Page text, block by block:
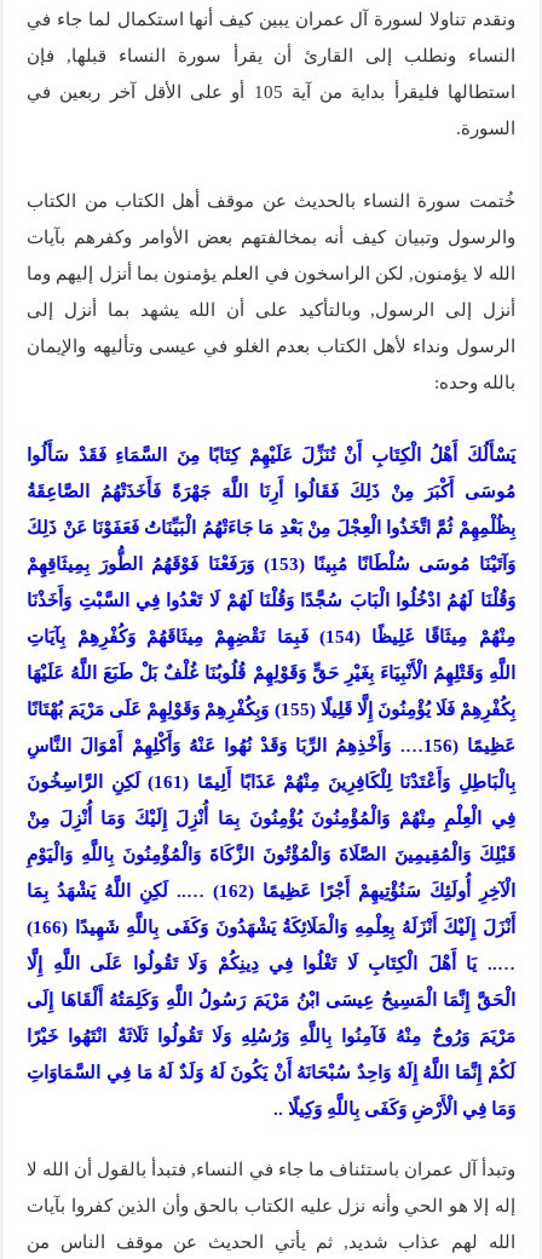
ونقدم تناولا لسورة آل عمران يبين كيف أنها استكمال لما جاء في
النساء ونطلب إلى القارئ أن يقرأ سورة النساء قبلها, فإن
استطالها فليقرأ بداية من آية 105 أو على الأقل آخر ربعين في
السورة.
خُتمت سورة النساء بالحديث عن موقف أهل الكتاب من الكتاب
والرسول وتبيان كيف أنه بمخالفتهم بعض الأوامر وكفرهم بآيات
الله لا يؤمنون, لكن الراسخون في العلم يؤمنون بما أنزل إليهم وما
أنزل إلى الرسول, وبالتأكيد على أن الله يشهد بما أنزل إلى
الرسول ونداء لأهل الكتاب بعدم الغلو في عيسى وتأليهه والإيمان
بالله وحده:
يَسْأَلُكَ أَهْلُ الْكِتَابِ أَنْ تُنَزِّلَ عَلَيْهِمْ كِتَابًا مِنَ السَّمَاءِ فَقَدْ سَأَلُوا
مُوسَى أَكْبَرَ مِنْ ذَلِكَ فَقَالُوا أَرِنَا اللَّهَ جَهْرَةً فَأَخَذَتْهُمُ الصَّاعِقَةُ
بِظُلْمِهِمْ ثُمَّ اتَّخَذُوا الْعِجْلَ مِنْ بَعْدِ مَا جَاءَتْهُمُ الْبَيِّنَاتُ فَعَفَوْنَا عَنْ ذَلِكَ
وَآتَيْنَا مُوسَى سُلْطَانًا مُبِينًا (153) وَرَفَعْنَا فَوْقَهُمُ الطُّورَ بِمِيثَاقِهِمْ
وَقُلْنَا لَهُمُ ادْخُلُوا الْبَابَ سُجَّدًا وَقُلْنَا لَهُمْ لَا تَعْدُوا فِي السَّبْتِ وَأَخَذْنَا
مِنْهُمْ مِيثَاقًا غَلِيظًا (154) فَبِمَا نَقْضِهِمْ مِيثَاقَهُمْ وَكُفْرِهِمْ بِآيَاتِ
اللَّهِ وَقَتْلِهِمُ الْأَنْبِيَاءَ بِغَيْرِ حَقٍّ وَقَوْلِهِمْ قُلُوبُنَا غُلْفٌ بَلْ طَبَعَ اللَّهُ عَلَيْهَا
بِكُفْرِهِمْ فَلَا يُؤْمِنُونَ إِلَّا قَلِيلًا (155) وَبِكُفْرِهِمْ وَقَوْلِهِمْ عَلَى مَرْيَمَ بُهْتَانًا
عَظِيمًا (156…. وَأَخْذِهِمُ الرِّبَا وَقَدْ نُهُوا عَنْهُ وَأَكْلِهِمْ أَمْوَالَ النَّاسِ
بِالْبَاطِلِ وَأَعْتَدْنَا لِلْكَافِرِينَ مِنْهُمْ عَذَابًا أَلِيمًا (161) لَكِنِ الرَّاسِخُونَ
فِي الْعِلْمِ مِنْهُمْ وَالْمُؤْمِنُونَ يُؤْمِنُونَ بِمَا أُنْزِلَ إِلَيْكَ وَمَا أُنْزِلَ مِنْ
قَبْلِكَ وَالْمُقِيمِينَ الصَّلَاةَ وَالْمُؤْتُونَ الزَّكَاةَ وَالْمُؤْمِنُونَ بِاللَّهِ وَالْيَوْمِ
الْآخِرِ أُولَئِكَ سَنُؤْتِيهِمْ أَجْرًا عَظِيمًا (162) ….. لَكِنِ اللَّهُ يَشْهَدُ بِمَا
أَنْزَلَ إِلَيْكَ أَنْزَلَهُ بِعِلْمِهِ وَالْمَلَائِكَةُ يَشْهَدُونَ وَكَفَى بِاللَّهِ شَهِيدًا (166)
….. يَا أَهْلَ الْكِتَابِ لَا تَغْلُوا فِي دِينِكُمْ وَلَا تَقُولُوا عَلَى اللَّهِ إِلَّا
الْحَقَّ إِنَّمَا الْمَسِيحُ عِيسَى ابْنُ مَرْيَمَ رَسُولُ اللَّهِ وَكَلِمَتُهُ أَلْقَاهَا إِلَى
مَرْيَمَ وَرُوحٌ مِنْهُ فَآمِنُوا بِاللَّهِ وَرُسُلِهِ وَلَا تَقُولُوا ثَلَاثَةٌ انْتَهُوا خَيْرًا
لَكُمْ إِنَّمَا اللَّهُ إِلَهٌ وَاحِدٌ سُبْحَانَهُ أَنْ يَكُونَ لَهُ وَلَدٌ لَهُ مَا فِي السَّمَاوَاتِ
وَمَا فِي الْأَرْضِ وَكَفَى بِاللَّهِ وَكِيلًا ..
وتبدأ آل عمران باستئناف ما جاء في النساء, فتبدأ بالقول أن الله لا
إله إلا هو الحي وأنه نزل عليه الكتاب بالحق وأن الذين كفروا بآيات
الله لهم عذاب شديد, ثم يأتي الحديث عن موقف الناس من